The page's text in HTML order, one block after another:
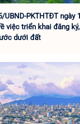
UBND-PKTHTĐT ngày
việc triển khai đăng
dưới đất